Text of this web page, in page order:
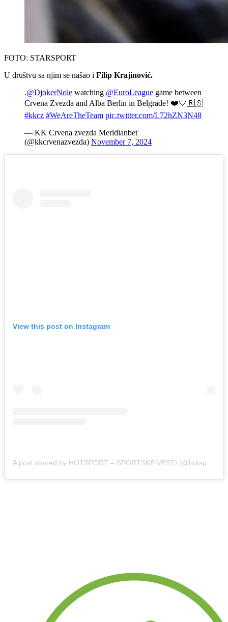
FOTO: STARSPORT
U društvu sa njim se našao i Filip Krajinović.
.@DjokerNole watching @EuroLeague game between
Crvena Zvezda and Alba Berlin in Belgrade! ❤️🤍🇷🇸
#kkcz #WeAreTheTeam pic.twitter.com/L72hZN3N48
— KK Crvena zvezda Meridianbet
(@kkcrvenazvezda) November 7, 2024
View this post on Instagram